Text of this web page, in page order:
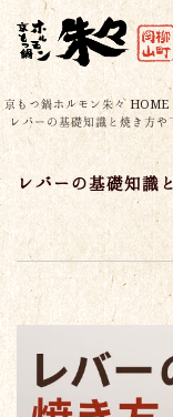
京もつ鍋ホルモン朱々 HOME
レバーの基礎知識と焼き方
レバーの基礎知識